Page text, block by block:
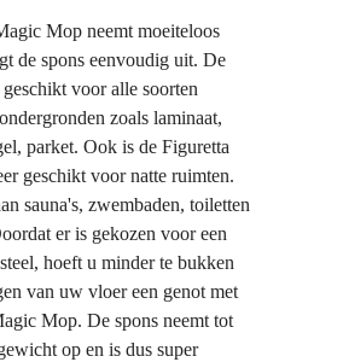
Mop neemt moeiteloos
de spons eenvoudig uit. De
voor alle soorten
zoals laminaat,
parket. Ook is de Figuretta
geschikt voor natte ruimten.
sauna's, zwembaden, toiletten
er is gekozen voor een
hoeft u minder te bukken
van uw vloer een genot met
Mop. De spons neemt tot
op en is dus super